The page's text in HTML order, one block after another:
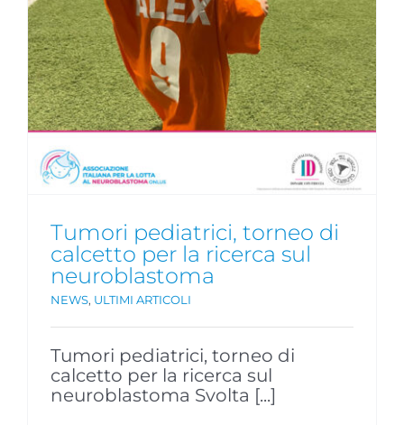
Tumori pediatrici, torneo di
calcetto per la ricerca sul
neuroblastoma
NEWS, ULTIMI ARTICOLI
Tumori pediatrici, torneo di
calcetto per la ricerca sul
neuroblastoma Svolta [...]